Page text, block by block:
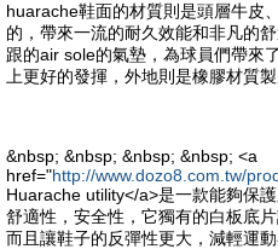
huarache鞋面的材質則是頭層牛皮
的，帶來一流的耐久效能和非凡的
跟的air sole的氣墊，為球員們帶來
上更好的發揮，外地則是橡膠材質製
&nbsp; &nbsp; &nbsp; &nbsp; <a
href="http://www.dozo8.com.tw/
Huarache utility</a>是一款能夠保
舒適性，安全性，它獨有的白板底
而且讓鞋子的反彈性更大，減輕運